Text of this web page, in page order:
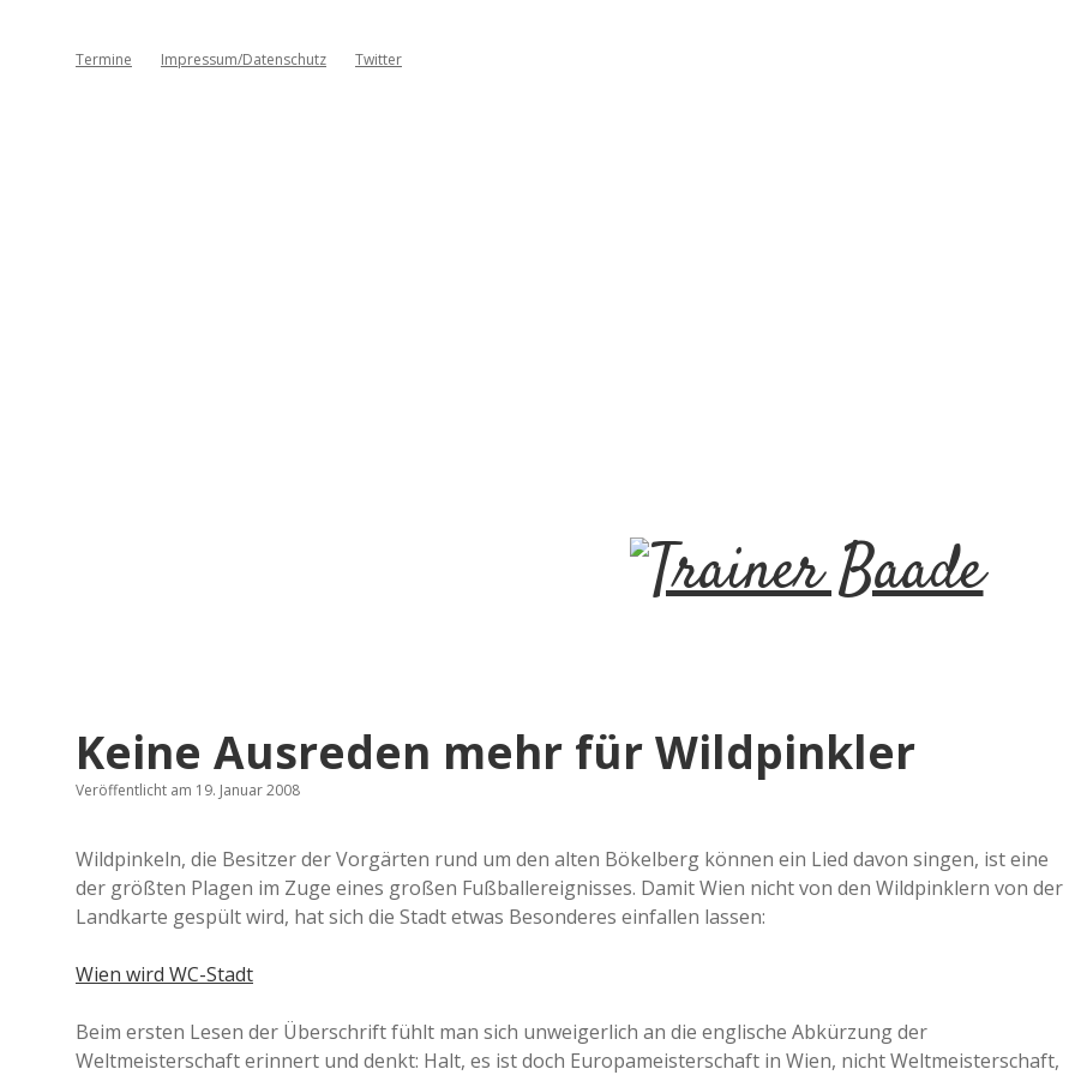
Termine Impressum/Datenschutz Twitter
T
a
i
n
e
Keine Ausreden mehr für Wildpinkler
Veröffentlicht am 19. Januar 2008
Wildpinkeln, die Besitzer der Vorgärten rund um den alten Bökelberg können ein Lied davon singen, ist eine
der größten Plagen im Zuge eines großen Fußballereignisses. Damit Wien nicht von den Wildpinklern von der
Landkarte gespült wird, hat sich die Stadt etwas Besonderes einfallen lassen:
Wien wird WC-Stadt
Beim ersten Lesen der Überschrift fühlt man sich unweigerlich an die englische Abkürzung der
Weltmeisterschaft erinnert und denkt: Halt, es ist doch Europameisterschaft in Wien, nicht Weltmeisterschaft,